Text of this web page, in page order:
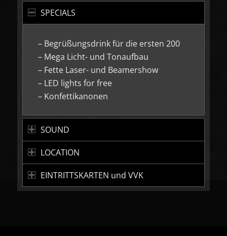
SPECIALS
– Begrüßungsdrink für die ersten 200
– Mega Licht- und Tonaufbau
– Fette Laser- und Beamershow
– LED lights for free
– Konfettikanonen
SOUND
LOCATION
EINTRITTSKARTEN und VVK